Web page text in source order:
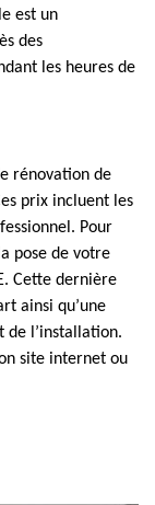
est un
des
les heures de
rénovation de
prix incluent les
Pour
pose de votre
Cette dernière
ainsi qu’une
de l’installation.
site internet ou